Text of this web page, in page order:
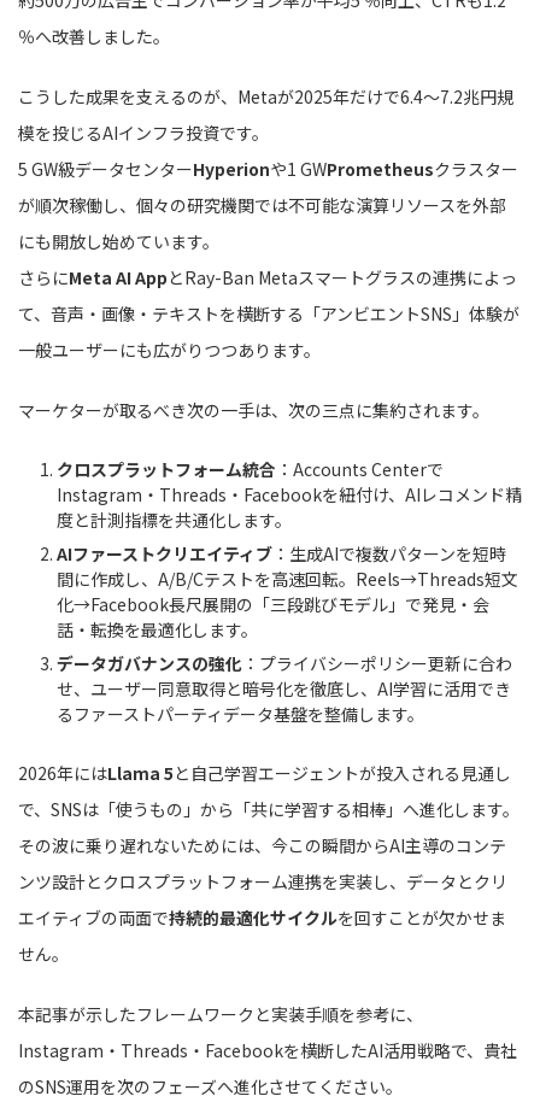
％へ改善しました。
こうした成果を支えるのが、Metaが2025年だけで6.4～7.2兆円規
模を投じるAIインフラ投資です。
5 GW級データセンターHyperionや1 GWPrometheusクラスター
が順次稼働し、個々の研究機関では不可能な演算リソースを外部
にも開放し始めています。
さらにMeta AI AppとRay-Ban Metaスマートグラスの連携によっ
て、音声・画像・テキストを横断する「アンビエントSNS」体験が
一般ユーザーにも広がりつつあります。
マーケターが取るべき次の一手は、次の三点に集約されます。
クロスプラットフォーム統合 ：Accounts Centerで
Instagram・Threads・Facebookを紐付け、AIレコメンド精
度と計測指標を共通化します。
AIファーストクリエイティブ ：生成AIで複数パターンを短時
間に作成し、A/B/Cテストを高速回転。Reels→Threads短文
化→Facebook長尺展開の「三段跳びモデル」で発見・会
話・転換を最適化します。
データガバナンスの強化 ：プライバシーポリシー更新に合わ
せ、ユーザー同意取得と暗号化を徹底し、AI学習に活用でき
るファーストパーティデータ基盤を整備します。
2026年にはLlama 5と自己学習エージェントが投入される見通し
で、SNSは「使うもの」から「共に学習する相棒」へ進化します。
その波に乗り遅れないためには、今この瞬間からAI主導のコンテ
ンツ設計とクロスプラットフォーム連携を実装し、データとクリ
エイティブの両面で持続的最適化サイクルを回すことが欠かせま
せん。
本記事が示したフレームワークと実装手順を参考に、
Instagram・Threads・Facebookを横断したAI活用戦略で、貴社
のSNS運用を次のフェーズへ進化させてください。